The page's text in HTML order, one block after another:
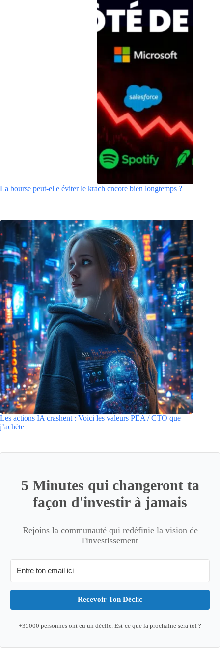
La bourse peut-elle éviter le krach encore bien longtemps ?
Les actions IA crashent : Voici les valeurs PEA / CTO que
j’achète
5 Minutes qui changeront ta
façon d'investir à jamais
Rejoins la communauté qui redéfinie la vision de
l'investissement
Recevoir Ton Déclic
+35000 personnes ont eu un déclic. Est-ce que la prochaine sera toi ?